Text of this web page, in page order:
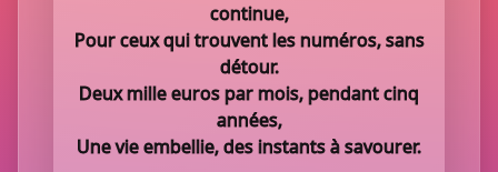
continue,
Pour ceux qui trouvent les numéros, sans
détour.
Deux mille euros par mois, pendant cinq
années,
Une vie embellie, des instants à savourer.